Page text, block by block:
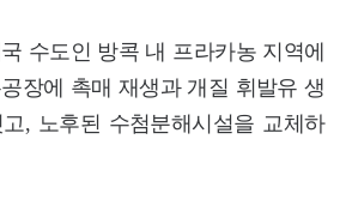
수도인 방콕 내 프라카농 지역에
장에 촉매 재생과 개질 휘발유 생
, 노후된 수첨분해시설을 교체하